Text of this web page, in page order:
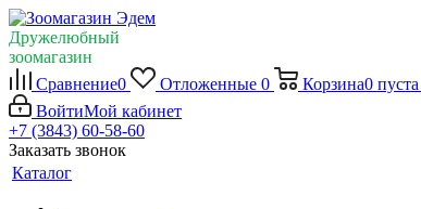
Дружелюбный
зоомагазин
Сравнение0 Отложенные 0 Корзина0 пуста
ВойтиМой кабинет
+7 (3843) 60-58-60
Заказать звонок
Каталог